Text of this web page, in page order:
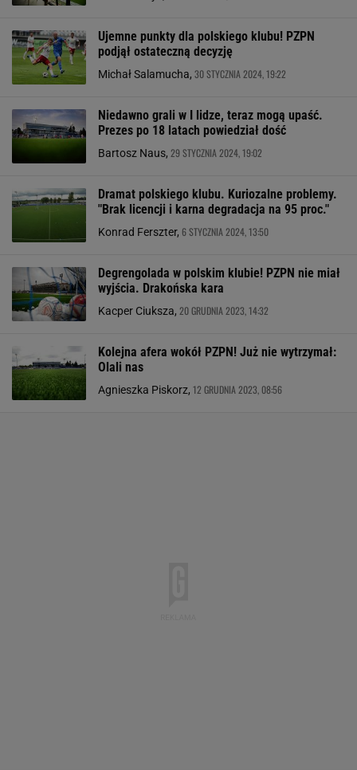
Ujemne punkty dla polskiego klubu! PZPN
podjął ostateczną decyzję
Michał Salamucha, 30 STYCZNIA 2024, 19:22
Niedawno grali w I lidze, teraz mogą upaść.
Prezes po 18 latach powiedział dość
Bartosz Naus, 29 STYCZNIA 2024, 19:02
Dramat polskiego klubu. Kuriozalne problemy.
"Brak licencji i karna degradacja na 95 proc."
Konrad Ferszter, 6 STYCZNIA 2024, 13:50
Degrengolada w polskim klubie! PZPN nie miał
wyjścia. Drakońska kara
Kacper Ciuksza, 20 GRUDNIA 2023, 14:32
Kolejna afera wokół PZPN! Już nie wytrzymał:
Olali nas
Agnieszka Piskorz, 12 GRUDNIA 2023, 08:56